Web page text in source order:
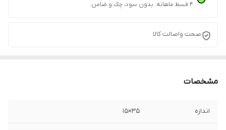
۴ قسط ماهانه. بدون سود، چک و ضامن.
صحت واصالت کالا
مشخصات
اندازه ۳۵×۱۵